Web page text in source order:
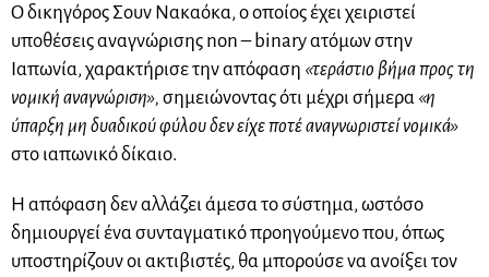
Ο δικηγόρος Σουν Νακαόκα, ο οποίος έχει χειριστεί
υποθέσεις αναγνώρισης non – binary ατόμων στην
Ιαπωνία, χαρακτήρισε την απόφαση «τεράστιο βήμα προς τη
νομική αναγνώριση», σημειώνοντας ότι μέχρι σήμερα «η
ύπαρξη μη δυαδικού φύλου δεν είχε ποτέ αναγνωριστεί νομικά»
στο ιαπωνικό δίκαιο.
Η απόφαση δεν αλλάζει άμεσα το σύστημα, ωστόσο
δημιουργεί ένα συνταγματικό προηγούμενο που, όπως
υποστηρίζουν οι ακτιβιστές, θα μπορούσε να ανοίξει τον